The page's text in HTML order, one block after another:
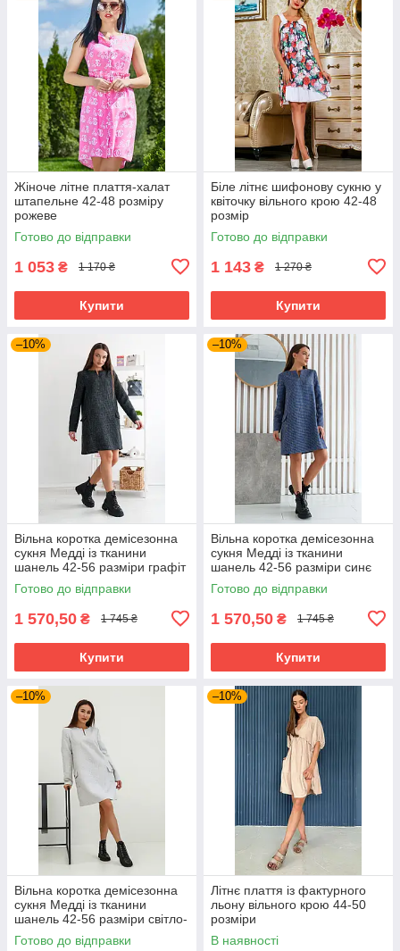
Жіноче літне плаття-халат
штапельне 42-48 розміру
рожеве
Готово до відправки
1 053 ₴ 1 170 ₴
Купити
Біле літнє шифонову сукню у
квіточку вільного крою 42-48
розмір
Готово до відправки
1 143 ₴ 1 270 ₴
Купити
–10%
Вільна коротка демісезонна
сукня Медді із тканини
шанель 42-56 разміри графіт
Готово до відправки
1 570,50 ₴ 1 745 ₴
Купити
–10%
Вільна коротка демісезонна
сукня Медді із тканини
шанель 42-56 разміри синє
Готово до відправки
1 570,50 ₴ 1 745 ₴
Купити
–10%
Вільна коротка демісезонна
сукня Медді із тканини
шанель 42-56 разміри світло-
сіра
Готово до відправки
–10%
Літнє плаття із фактурного
льону вільного крою 44-50
розміри
В наявності